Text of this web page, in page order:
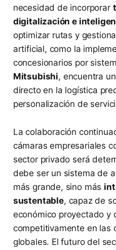
necesidad de incorporar
digitalización e
optimizar rutas y
artificial, como la
concesionarios por
Mitsubishi, encuentra
directo en la logística
personalización de
La colaboración
cámaras empresariales
sector privado será
debe ser un sistema de
más grande, sino más
sustentable, capaz de
económico proyectado y
competitivamente en las
globales. El futuro del